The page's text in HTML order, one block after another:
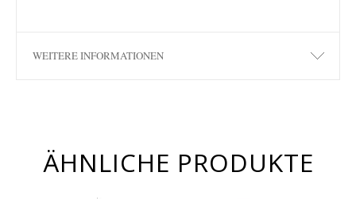
WEITERE INFORMATIONEN
ÄHNLICHE PRODUKTE